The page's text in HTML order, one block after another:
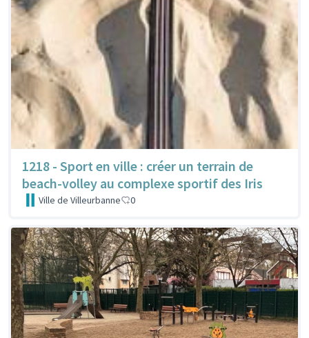
1218 - Sport en ville : créer un terrain de
beach-volley au complexe sportif des Iris
Ville de Villeurbanne 0